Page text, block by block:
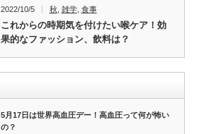
2022/10/5 秋 雑学, 食事
これからの時期気を付けたい喉ケア！効
果的なファッション、飲料は？
5月17日は世界高血圧デー！高血圧って何が怖い
の？